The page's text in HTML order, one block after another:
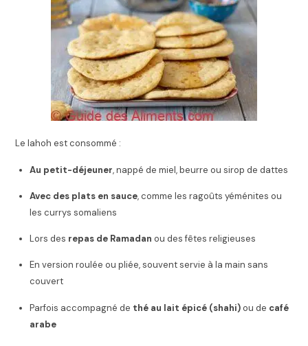
Le lahoh est consommé :
Au petit-déjeuner, nappé de miel, beurre ou sirop de dattes
Avec des plats en sauce, comme les ragoûts yéménites ou
les currys somaliens
Lors des repas de Ramadan ou des fêtes religieuses
En version roulée ou pliée, souvent servie à la main sans
couvert
Parfois accompagné de thé au lait épicé (shahi)ou de café
arabe